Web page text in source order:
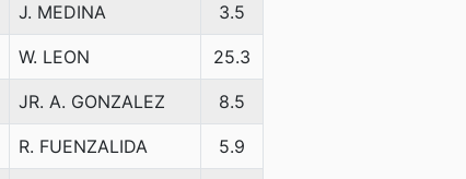
J. MEDINA 3.5
W. LEON 25.3
JR. A. GONZALEZ 8.5
R. FUENZALIDA 5.9